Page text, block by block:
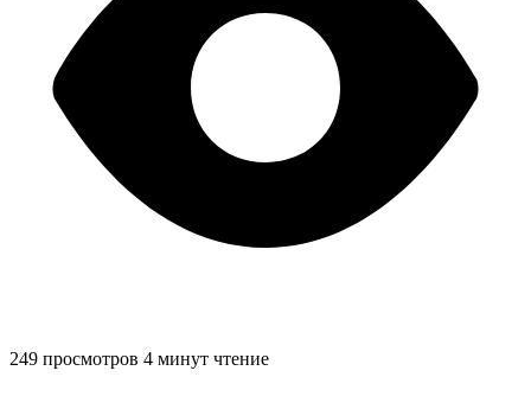
249 просмотров 4 минут чтение